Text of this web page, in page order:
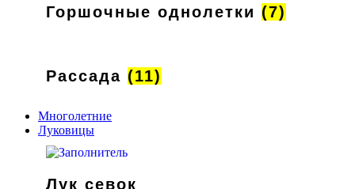
Горшочные однолетки (7)
Рассада (11)
Многолетние
Луковицы
Лук севок